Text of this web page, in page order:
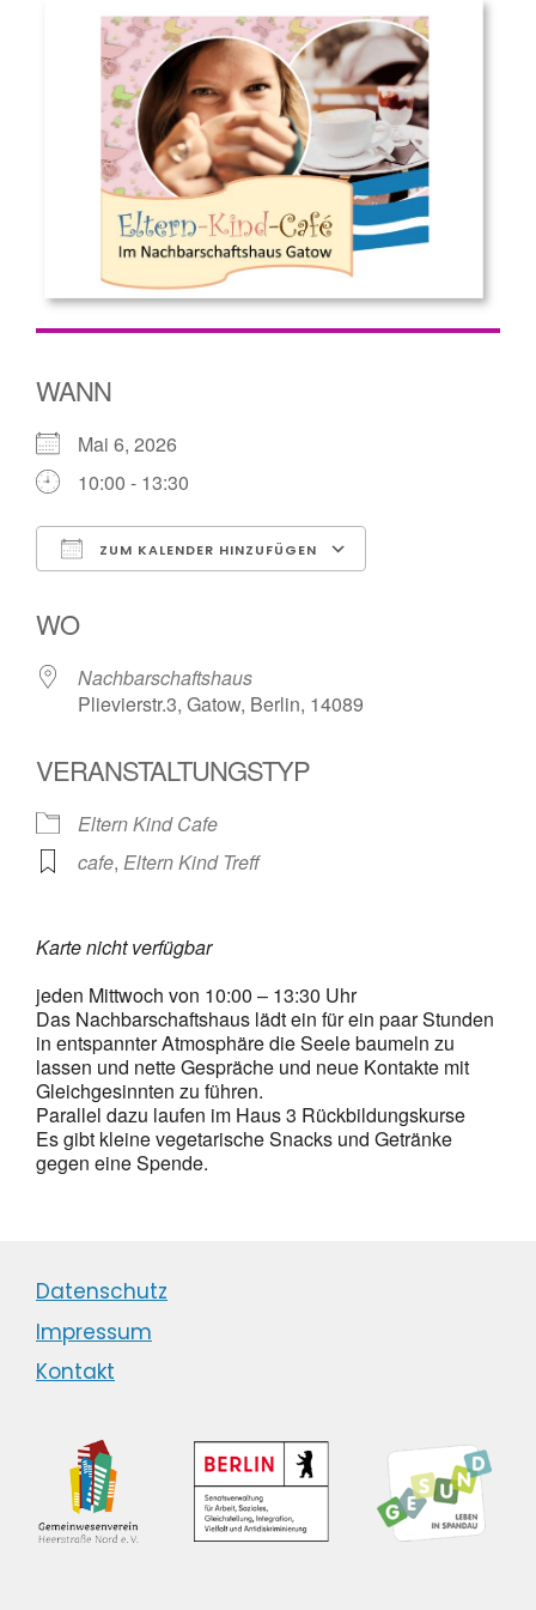
WANN
Mai 6, 2026
10:00 - 13:30
ZUM KALENDER HINZUFÜGEN
WO
Nachbarschaftshaus
Plievierstr.3, Gatow, Berlin, 14089
VERANSTALTUNGSTYP
Eltern Kind Cafe
cafe, Eltern Kind Treff
Karte nicht verfügbar
jeden Mittwoch von 10:00 – 13:30 Uhr
Das Nachbarschaftshaus lädt ein für ein paar Stunden
in entspannter Atmosphäre die Seele baumeln zu
lassen und nette Gespräche und neue Kontakte mit
Gleichgesinnten zu führen.
Parallel dazu laufen im Haus 3 Rückbildungskurse
Es gibt kleine vegetarische Snacks und Getränke
gegen eine Spende.
Datenschutz
Impressum
Kontakt